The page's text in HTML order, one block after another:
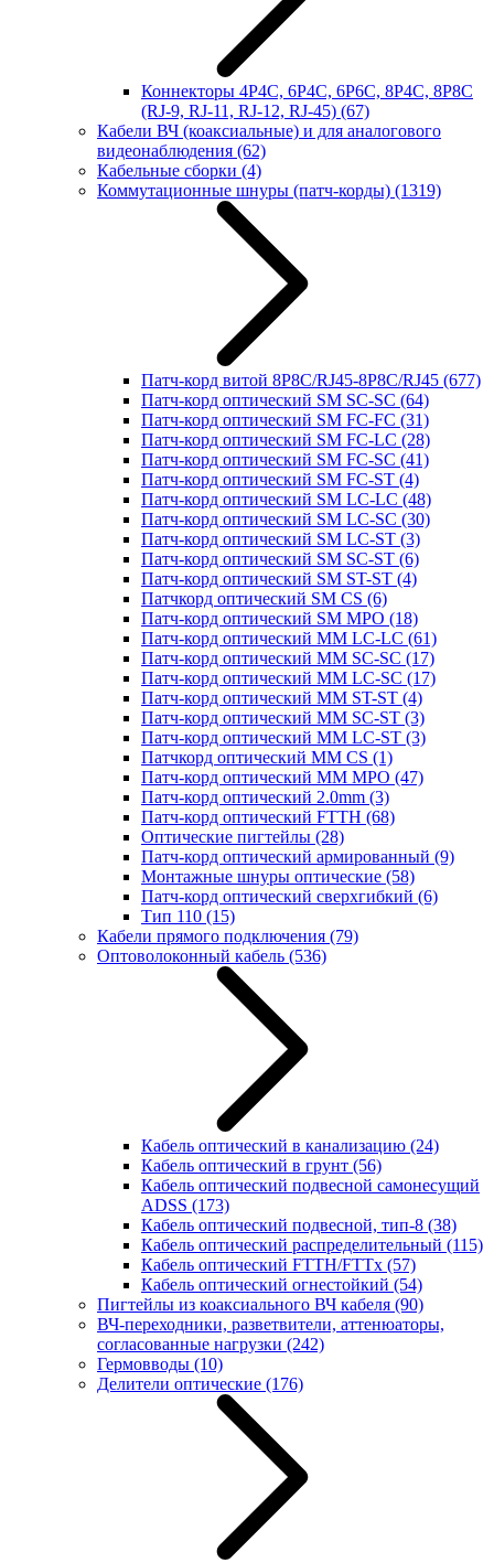
Коннекторы 4P4C, 6P4C, 6P6C, 8P4C, 8P8C
(RJ-9, RJ-11, RJ-12, RJ-45) (67)
Кабели ВЧ (коаксиальные) и для аналогового
видеонаблюдения (62)
Кабельные сборки (4)
Коммутационные шнуры (патч-корды) (1319)
Патч-корд витой 8P8C/RJ45-8P8C/RJ45 (677)
Патч-корд оптический SM SC-SC (64)
Патч-корд оптический SM FC-FC (31)
Патч-корд оптический SM FC-LC (28)
Патч-корд оптический SM FC-SC (41)
Патч-корд оптический SM FC-ST (4)
Патч-корд оптический SM LC-LC (48)
Патч-корд оптический SM LC-SC (30)
Патч-корд оптический SM LC-ST (3)
Патч-корд оптический SM SC-ST (6)
Патч-корд оптический SM ST-ST (4)
Патчкорд оптический SM CS (6)
Патч-корд оптический SM MPO (18)
Патч-корд оптический MM LC-LC (61)
Патч-корд оптический MM SC-SC (17)
Патч-корд оптический MM LC-SC (17)
Патч-корд оптический MM ST-ST (4)
Патч-корд оптический MM SC-ST (3)
Патч-корд оптический MM LC-ST (3)
Патчкорд оптический MM CS (1)
Патч-корд оптический MM MPO (47)
Патч-корд оптический 2.0mm (3)
Патч-корд оптический FTTH (68)
Оптические пигтейлы (28)
Патч-корд оптический армированный (9)
Монтажные шнуры оптические (58)
Патч-корд оптический сверхгибкий (6)
Тип 110 (15)
Кабели прямого подключения (79)
Оптоволоконный кабель (536)
Кабель оптический в канализацию (24)
Кабель оптический в грунт (56)
Кабель оптический подвесной самонесущий
ADSS (173)
Кабель оптический подвесной, тип-8 (38)
Кабель оптический распределительный (115)
Кабель оптический FTTH/FTTx (57)
Кабель оптический огнестойкий (54)
Пигтейлы из коаксиального ВЧ кабеля (90)
ВЧ-переходники, разветвители, аттенюаторы,
согласованные нагрузки (242)
Гермовводы (10)
Делители оптические (176)